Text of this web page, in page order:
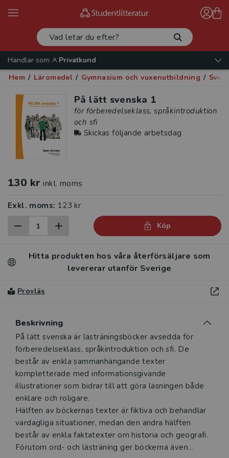
Handlar som:
Privatkund
Hem / Läromedel / Gymnasium och vuxenutbildning /
På lätt svenska 1
för förberedelseklass, språkintroduktion
och sfi
Skickas följande arbetsdag
130 kr inkl. moms
Exkl. moms: 123 kr
Köp
Hitta produkten hos våra återförsäljare som
levererar utanför Sverige
Provläs
Beskrivning
Beskrivning
På lätt svenska är lästräningsböcker avsedda för
förberedelseklass, språkintroduktion och sfi. De
består av enkla sammanhängande texter
kompletterade med informationsgivande
illustrationer som bidrar till att göra läsningen både
enklare och roligare.
Hälften av böckernas texter är fiktiva och behandlar
vardagliga situationer, medan den andra hälften
består av enkla faktatexter om historia och geografi.
Förutom ord- och lästräning ger böckerna även